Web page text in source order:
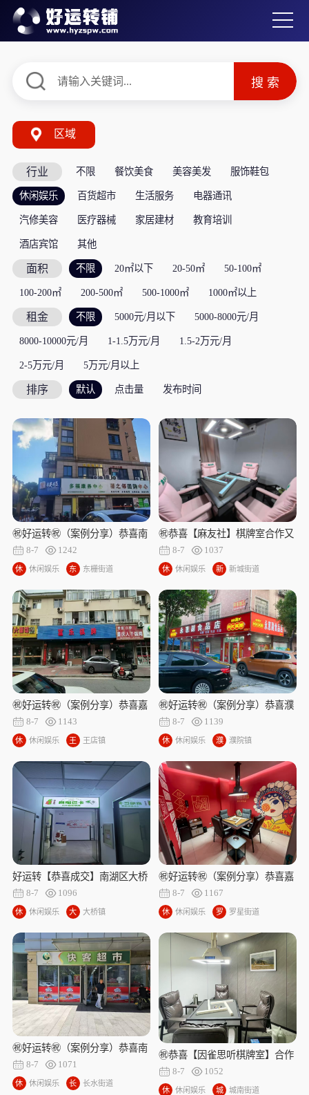
区域
行业 不限 餐饮美食 美容美发 服饰鞋包
休闲娱乐 百货超市 生活服务 电器通讯
汽修美容 医疗器械 家居建材 教育培训
酒店宾馆 其他
面积 不限 20㎡以下 20-50㎡ 50-100㎡
100-200㎡ 200-500㎡ 500-1000㎡ 1000㎡以上
租金 不限 5000元/月以下 5000-8000元/月
8000-10000元/月 1-1.5万元/月 1.5-2万元/月
2-5万元/月 5万元/月以上
排序 默认 点击量 发布时间
㊗好运转㊗（案例分享）恭喜南
湖区东栅街道双溪路495号棋牌
室合作10天转出成交
8-7 1242
休
娱
乐
休闲娱乐
东
街
道
东栅街道
㊗️恭喜【麻友社】棋牌室合作又
成功转出，祝老板娘顺风顺水、
四季发财！㊗️
8-7 1037
休
娱
乐
休闲娱乐
新
街
道
新城街道
㊗好运转㊗（案例分享）恭喜嘉
兴南湖区大桥镇步云街40号‘富
乐棋牌’成功转出
8-7 1143
休
娱
休闲娱乐
王
王店镇
㊗好运转㊗（案例分享）恭喜濮
院金龙新村永惠超市成功转出15
万
8-7 1139
休
娱
乐
休闲娱乐
濮
濮院镇
好运转【恭喜成交】南湖区大桥
镇镇总部花园61栋2楼201室（麻
咖巴卡）15天成功转出
8-7 1096
休
乐
休闲娱乐
大
镇
大桥镇
㊗好运转㊗（案例分享）恭喜嘉
善车站南路322号棋牌室合作.成
功转出
8-7 1167
休
休闲娱乐
罗
街
道
罗星街道
㊗好运转㊗（案例分享）恭喜南
湖区嘉南美地广场‘快客超市’合
作.成功转出
8-7 1071
休
休闲娱乐
长
长水街道
㊗️恭喜【因雀思听棋牌室】合作
15天成功转出成交，祝老板娘顺
风顺水、四季发财！㊗️
8-7 1052
休
休闲娱乐
城
城南街道